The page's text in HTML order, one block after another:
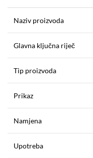
Naziv proizvoda
Glavna ključna riječ
Tip proizvoda
Prikaz
Namjena
Upotreba